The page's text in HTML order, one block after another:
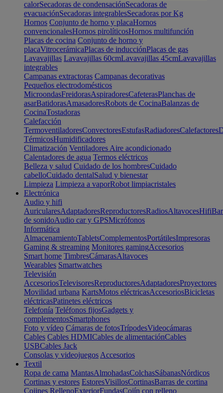
calorSecadoras de condensaciónSecadoras de
evacuaciónSecadoras integrablesSecadoras por Kg
Hornos Conjunto de horno y placaHornos
convencionalesHornos pirolíticosHornos multifunción
Placas de cocina Conjunto de horno y
placaVitrocerámicaPlacas de inducciónPlacas de gas
Lavavajillas Lavavajillas 60cmLavavajillas 45cmLavavajillas
integrables
Campanas extractoras Campanas decorativas
Pequeños electrodomésticos
MicroondasFreidorasAspiradoresCafeterasPlanchas de
asarBatidorasAmasadoresRobots de CocinaBalanzas de
CocinaTostadoras
Calefacción
TermoventiladoresConvectoresEstufasRadiadoresCalefactores
TérmicosHumidificadores
Climatización Ventiladores Aire acondicionado
Calentadores de agua Termos eléctricos
Belleza y salud Cuidado de los hombresCuidado
cabelloCuidado dentalSalud y bienestar
Limpieza Limpieza a vaporRobot limpiacristales
Electrónica
Audio y hifi
AuricularesAdaptadoresReproductoresRadiosAltavocesHifi
de sonidoAudio car y GPSMicrófonos
Informática
AlmacenamientoTabletsComplementosPortátilesImpresoras
Gaming & streaming Monitores gamingAccesorios
Smart home TimbresCámarasAltavoces
Wearables Smartwatches
Televisión
AccesoriosTelevisoresReproductoresAdaptadoresProyectores
Movilidad urbana KartsMotos eléctricasAccesoriosBicicletas
eléctricasPatinetes eléctricos
Telefonía Teléfonos fijosGadgets y
complementosSmartphones
Foto y vídeo Cámaras de fotosTrípodesVideocámaras
Cables Cables HDMICables de alimentaciónCables
USBCables Jack
Consolas y videojuegos Accesorios
Textil
Ropa de cama MantasAlmohadasColchasSábanasNórdicos
Cortinas y estores EstoresVisillosCortinasBarras de cortina
Cojines RellenoExteriorFundasCojín con relleno